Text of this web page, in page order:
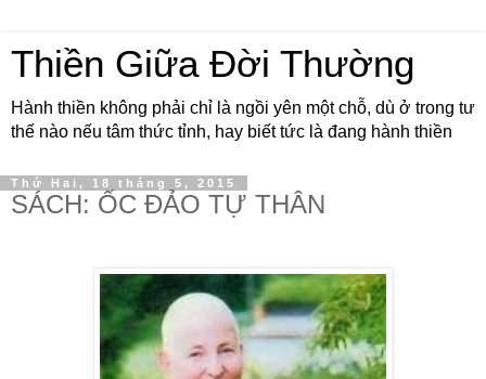
Thiền Giữa Đời Thường
Hành thiền không phải chỉ là ngồi yên một chỗ, dù ở trong tư
thế nào nếu tâm thức tỉnh, hay biết tức là đang hành thiền
Thứ Hai, 18 tháng 5, 2015
SÁCH: ỐC ĐẢO TỰ THÂN